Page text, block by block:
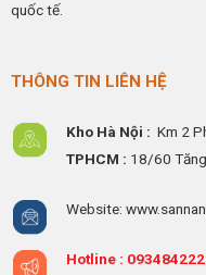
quốc tế.
THÔNG TIN LIÊN HỆ
Kho Hà Nội : Km 2
TPHCM : 18/60
Website:
Hotline :